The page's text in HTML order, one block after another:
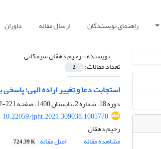
راهنمای نویسندگان ارسال مقاله داوران
نویسنده =رحیم دهقان سیمکانی
تعداد مقالات: 2
استجابت دعا و تغییر اراده الهی؛
دوره 18، شماره 2، تابستان 1400، صفحه
221-242
10.22059/jpht.2021.309038.1005778
رحیم دهقان
مشاهده مقاله
اصل مقاله 724.39 K